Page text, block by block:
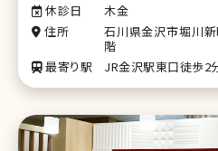
休診日
木金
住所
石川県金沢市堀川新
階
最寄り駅
JR金沢駅東口徒歩2